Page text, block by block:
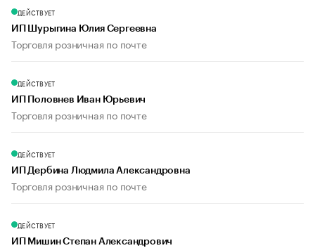
ДЕЙСТВУЕТ
ИП Шурыгина Юлия Сергеевна
Торговля розничная по почте
ДЕЙСТВУЕТ
ИП Половнев Иван Юрьевич
Торговля розничная по почте
ДЕЙСТВУЕТ
ИП Дербина Людмила Александровна
Торговля розничная по почте
ДЕЙСТВУЕТ
ИП Мишин Степан Александрович